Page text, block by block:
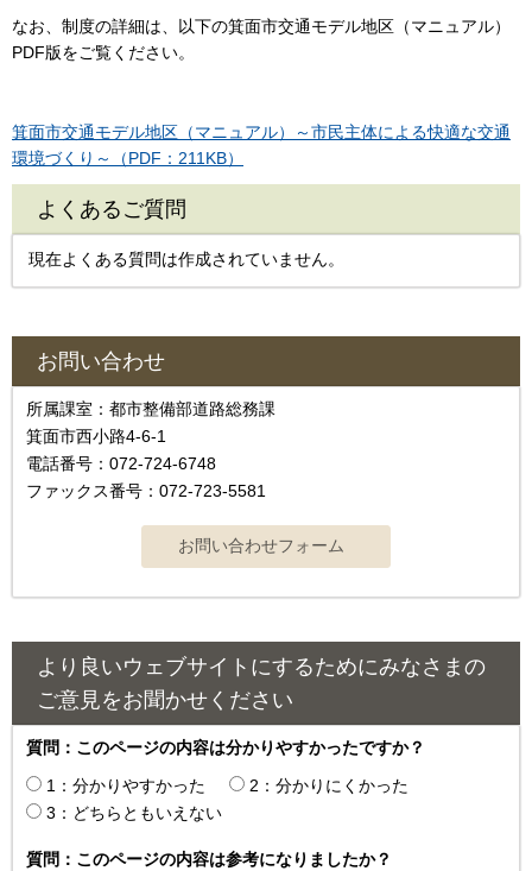
なお、制度の詳細は、以下の箕面市交通モデル地区（マニュアル）
PDF版をご覧ください。
箕面市交通モデル地区（マニュアル）～市民主体による快適な交通
環境づくり～（PDF：211KB）
よくあるご質問
現在よくある質問は作成されていません。
お問い合わせ
所属課室：都市整備部道路総務課
箕面市西小路4-6-1
電話番号：072-724-6748
ファックス番号：072-723-5581
より良いウェブサイトにするためにみなさまの
ご意見をお聞かせください
質問：このページの内容は分かりやすかったですか？
1：分かりやすかった
2：分かりにくかった
3：どちらともいえない
質問：このページの内容は参考になりましたか？